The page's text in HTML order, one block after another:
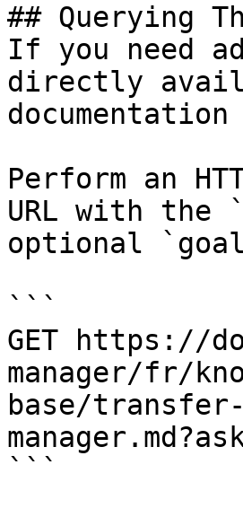
## Querying
If you need
directly
Perform an
URL with the
optional
```
GET https://
manager/fr/
base/
```